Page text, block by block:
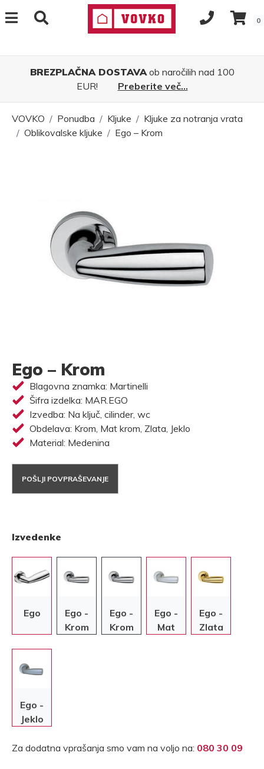
0
BREZPLAČNA DOSTAVAob naročilih nad 100
EUR!
Preberite več...
VOVKO Ponudba Kljuke
Kljuke za notranja vrata
Oblikovalske kljuke
Ego – Krom
Ego – Krom
Blagovna znamka: Martinelli
Šifra izdelka: MAR.EGO
Izvedba: Na ključ, cilinder, wc
Obdelava: Krom, Mat krom, Zlata, Jeklo
Material: Medenina
POŠLJI POVPRAŠEVANJE
Izvedenke
Ego
Ego -
Krom
Ego -
Krom
Ego -
Mat
Ego -
Zlata
Ego -
Jeklo
Za dodatna vprašanja smo vam na voljo na: 080 30 09